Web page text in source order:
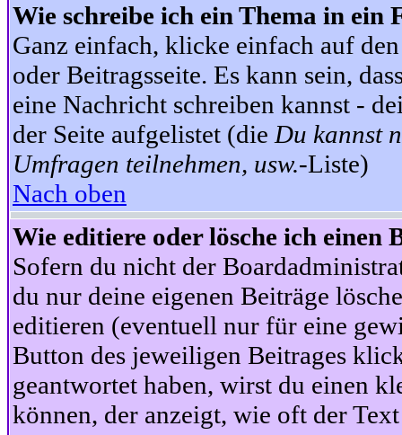
Wie schreibe ich ein Thema in ein
Ganz einfach, klicke einfach auf
oder Beitragsseite. Es kann sein,
eine Nachricht schreiben kannst -
der Seite aufgelistet (die Du kannst
Umfragen teilnehmen, usw.-Liste)
Nach oben
Wie editiere oder lösche ich einen
Sofern du nicht der
du nur deine eigenen Beiträge
editieren (eventuell nur für eine
Button des jeweiligen Beitrages
geantwortet haben, wirst du einen
können, der anzeigt, wie oft der